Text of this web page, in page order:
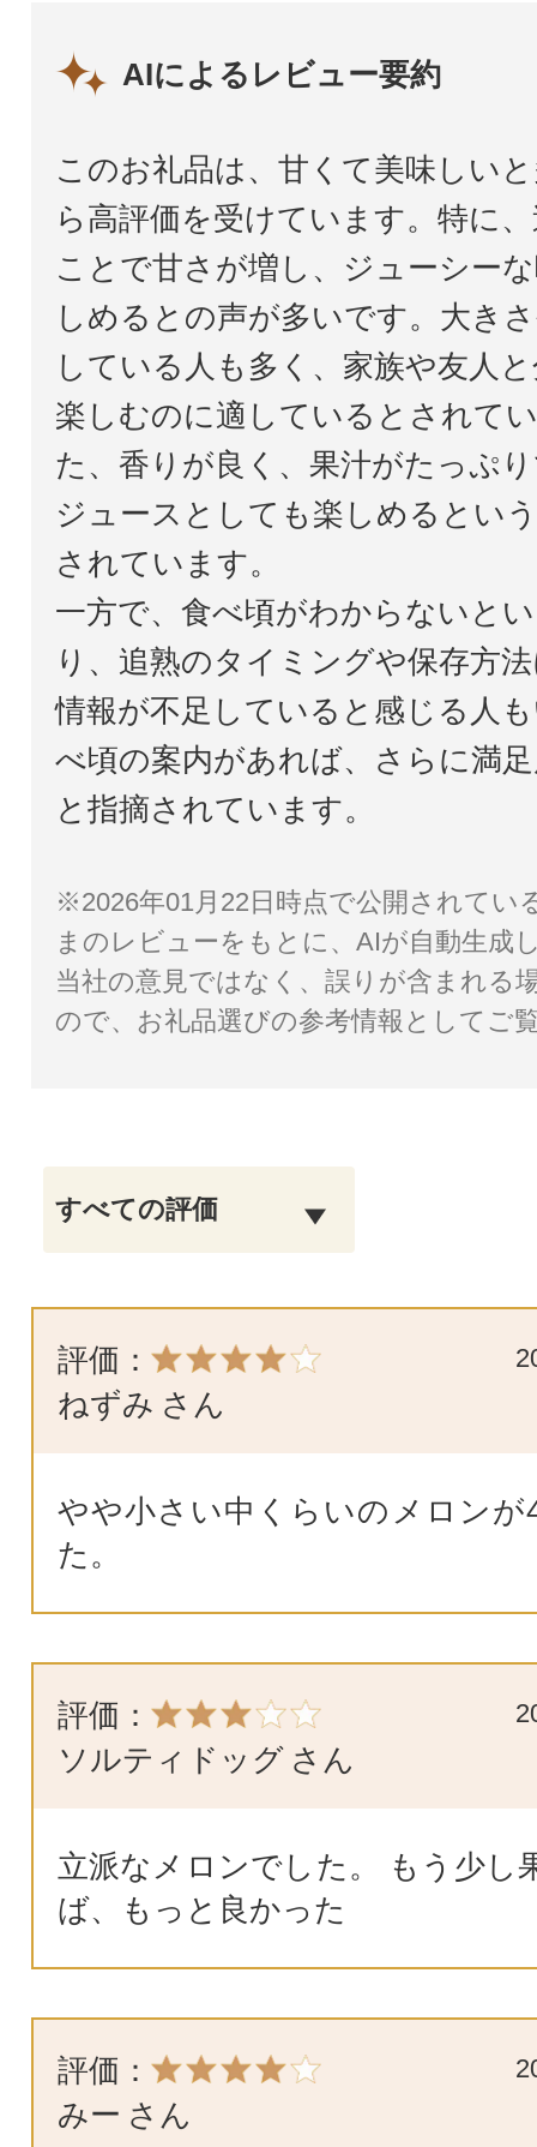
AIによるレビュー要約
このお礼品は、甘くて美味しい
ら高評価を受けています。特に
ことで甘さが増し、ジューシー
しめるとの声が多いです。大き
している人も多く、家族や友人
楽しむのに適しているとされて
た、香りが良く、果汁がたっぷ
ジュースとしても楽しめるとい
されています。
一方で、食べ頃がわからないと
り、追熟のタイミングや保存方
情報が不足していると感じる人
べ頃の案内があれば、さらに満
と指摘されています。
※2026年01月22日時点で公開されてい
まのレビューをもとに、AIが自動生成
当社の意見ではなく、誤りが含まれる
ので、お礼品選びの参考情報としてご
評価：
ねずみ さん
やや小さい中くらいのメロンが
た。
評価：
ソルティドッグ さん
立派なメロンでした。 もう少し
ば、もっと良かった
評価：
みー さん